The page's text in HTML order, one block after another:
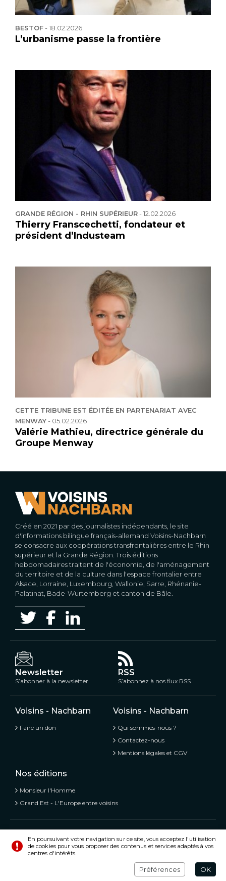
BESTOF-18.02.2026
L’urbanisme passe la frontière
GRANDE RÉGION - RHIN SUPÉRIEUR-12.02.2026
Thierry Franscechetti, fondateur et
président d’Industeam
CETTE TRIBUNE EST ÉDITÉE EN PARTENARIAT AVEC
MENWAY- 05.02.2026
Valérie Mathieu, directrice générale du
Groupe Menway
Créé en 2021 par des journalistes indépendants, le site
d'informations bilingue français-allemand Voisins-Nachbarn
se consacre aux coopérations transfrontalières entre le Rhin
supérieur et la Grande Région. Trois éditions
hebdomadaires traitent de l'économie, de l'aménagement
du territoire et de la culture dans l'espace frontalier entre
Alsace, Lorraine, Luxembourg, Wallonie, Sarre, Rhénanie-
Palatinat, Bade-Wurtemberg et canton de Bâle.
Newsletter
S’abonner à la newsletter
RSS
S’abonnez à nos flux RSS
Voisins - Nachbarn
Faire un don
Voisins - Nachbarn
Qui sommes-nous ?
Contactez-nous
Mentions légales et CGV
Nos éditions
Monsieur l'Homme
Grand Est - L'Europe entre voisins
Voisins - Nachbarn, L’information libre et mitoyenne
© Tous droits réservés 2020 - 2026
En poursuivant votre navigation sur ce site, vous acceptez l'utilisation
de cookies pour vous proposer des contenus et services adaptés à vos
centres d'intérêts.
Préférences OK